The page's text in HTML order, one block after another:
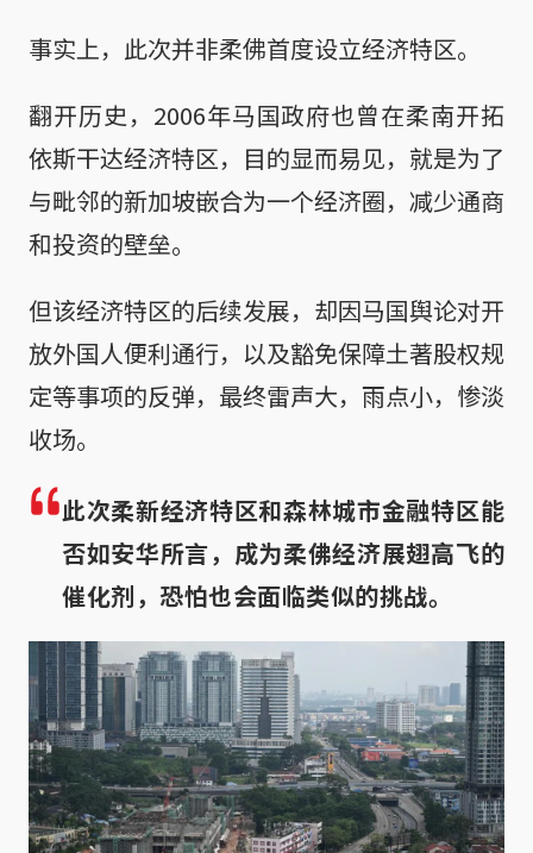
事实上，此次并非柔佛首度设立经济特区。
翻开历史，2006年马国政府也曾在柔南开拓
依斯干达经济特区，目的显而易见，就是为了
与毗邻的新加坡嵌合为一个经济圈，减少通商
和投资的壁垒。
但该经济特区的后续发展，却因马国舆论对开
放外国人便利通行，以及豁免保障土著股权规
定等事项的反弹，最终雷声大，雨点小，惨淡
收场。
此次柔新经济特区和森林城市金融特区能
否如安华所言，成为柔佛经济展翅高飞的
催化剂，恐怕也会面临类似的挑战。